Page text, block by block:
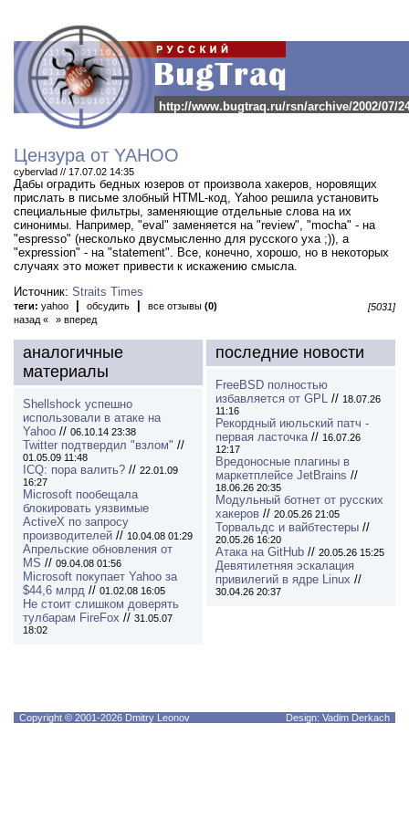
http://www.bugtraq.ru/rsn/archive/2002/07/
Цензура от YAHOO
cybervlad // 17.07.02 14:35
Дабы оградить бедных юзеров от произвола хакеров, норовящих
прислать в письме злобный HTML-код, Yahoo решила установить
специальные фильтры, заменяющие отдельные слова на их
синонимы. Например, "eval" заменяется на "review", "mocha" - на
"espresso" (несколько двусмысленно для русского уха ;)), а
"expression" - на "statement". Все, конечно, хорошо, но в некоторых
случаях это может привести к искажению смысла.
Источник: Straits Times
теги: yahoo обсудить все отзывы (0)
[5031]
назад «
» вперед
аналогичные
материалы
Shellshock успешно
использовали в атаке на
Yahoo // 06.10.14 23:38
Twitter подтвердил "взлом" //
01.05.09 11:48
ICQ: пора валить? // 22.01.09
16:27
Microsoft пообещала
блокировать уязвимые
ActiveX по запросу
производителей // 10.04.08 01:29
Апрельские обновления от
MS // 09.04.08 01:56
Microsoft покупает Yahoo за
$44,6 млрд // 01.02.08 16:05
Не стоит слишком доверять
тулбарам FireFox // 31.05.07
18:02
последние новости
FreeBSD полностью
избавляется от GPL // 18.07.26
11:16
Рекордный июльский патч -
первая ласточка// 16.07.26
12:17
Вредоносные плагины в
маркетплейсе JetBrains //
18.06.26 20:35
Модульный ботнет от русских
хакеров // 20.05.26 21:05
Торвальдс и вайбтестеры //
20.05.26 16:20
Атака на GitHub // 20.05.26 15:25
Девятилетняя эскалация
привилегий в ядре Linux //
30.04.26 20:37
Copyright © 2001-2026 Dmitry Leonov Design: Vadim Derkach